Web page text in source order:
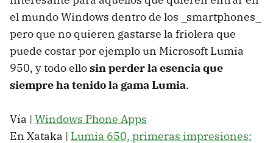
el mundo Windows dentro de los _smartphones_
pero que no quieren gastarse la friolera que
puede costar por ejemplo un Microsoft Lumia
950, y todo ellosin perder la esencia que
siempre ha tenido la gama Lumia.
Vía | Windows Phone Apps
En Xataka | Lumia 650, primeras impresiones: